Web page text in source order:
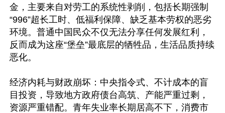
金，主要来自对劳工的系统性剥削，包括长期强制
“996”超长工时、低福利保障、缺乏基本劳权的恶劣
环境。普通中国民众不仅无法分享任何发展红利，
反而成为这座“堡垒”最底层的牺牲品，生活品质持续
恶化。
经济内耗与财政崩坏：中央指令式、不计成本的盲
目投资，导致地方政府债台高筑、产能严重过剩，
资源严重错配。青年失业率长期居高不下，消费市